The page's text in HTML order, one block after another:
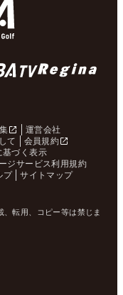
運営会社
て
会員規約
基づく表示
ジサービス利用規約
プ サイトマップ
転用、コピー等は禁じま